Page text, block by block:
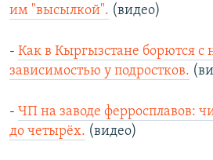
им "высылкой". (видео)
- Как в Кыргызстане борются с
зависимостью у подростков.
- ЧП на заводе ферросплавов:
до четырёх. (видео)